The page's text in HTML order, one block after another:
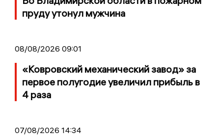
пруду утонул мужчина
08/08/2026 09:01
«Ковровский механический завод» за
первое полугодие увеличил прибыль в
4 раза
07/08/2026 14:34